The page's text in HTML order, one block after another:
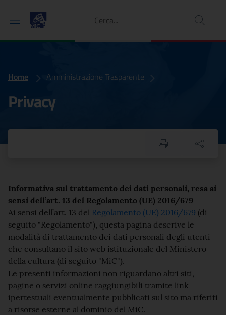
Ricerca
Home Amministrazione Trasparente
Privacy Policy
Privacy
Informativa sul trattamento dei dati personali, resa ai
sensi dell’art. 13 del Regolamento (UE) 2016/679
Ai sensi dell’art. 13 del Regolamento (UE) 2016/679 (di
seguito "Regolamento"), questa pagina descrive le
modalità di trattamento dei dati personali degli utenti
che consultano il sito web istituzionale del Ministero
della cultura (di seguito "MiC").
Le presenti informazioni non riguardano altri siti,
pagine o servizi online raggiungibili tramite link
ipertestuali eventualmente pubblicati sul sito ma riferiti
a risorse esterne al dominio del MiC.